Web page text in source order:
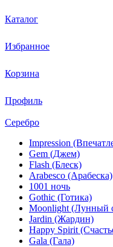
Каталог
Избранное
Корзина
Профиль
Серебро
Impression
Gem (Джем)
Flash (Блеск)
Arabesco (Арабеска)
1001 ночь
Gothic (Готика)
Moonlight (Лунный
Jardin (Жардин)
Happy Spirit
Gala (Гала)